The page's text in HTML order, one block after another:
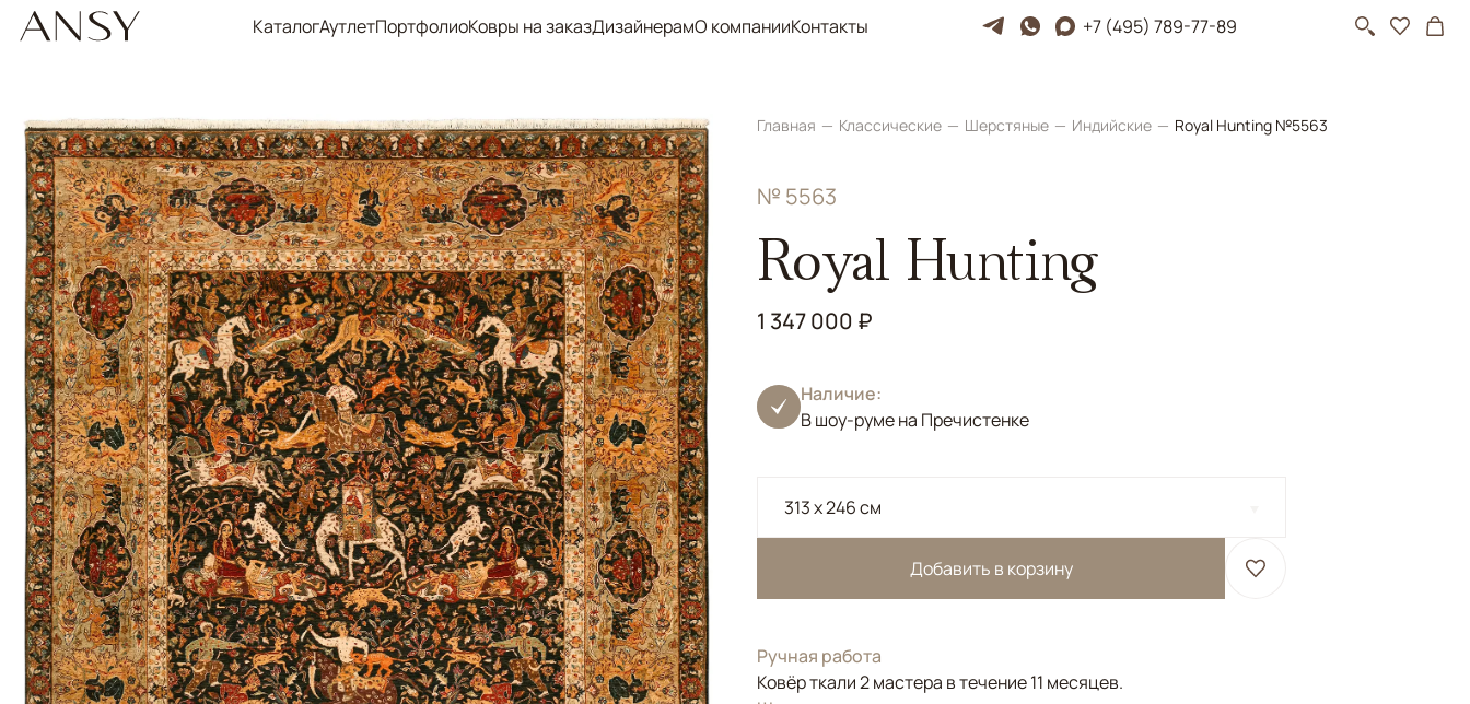
КаталогАутлетПортфолиоКовры на заказДизайнерамО компанииКонтакты +7 (495) 789-77-89
Главная Классические Шерстяные Индийские Royal Hunting №5563
№ 5563
Royal Hunting
1 347 000 ₽
Наличие:
В шоу-руме на Пречистенке
313 x 246 см
Добавить в корзину
Ручная работа
Ковёр ткали 2 мастера в течение 11 месяцев.